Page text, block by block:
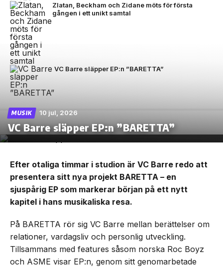
Zlatan, Beckham och Zidane möts för första
gången i ett unikt samtal
VC Barre släpper EP:n ”BARETTA”
MUSIK 10 jul, 2026
VC Barre släpper EP:n ”BARETTA”
Efter otaliga timmar i studion är VC Barre redo att
presentera sitt nya projekt BARETTA – en
sjuspårig EP som markerar början på ett nytt
kapitel i hans musikaliska resa.
På BARETTA rör sig VC Barre mellan berättelser om
relationer, vardagsliv och personlig utveckling.
Tillsammans med features såsom norska Roc Boyz
och ASME visar EP:n, genom sitt genomarbetade